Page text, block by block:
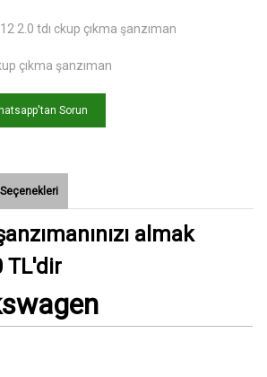
2.0 tdı ckup çıkma şanzıman
çıkma şanzıman
Sorun
almak
TL'dir